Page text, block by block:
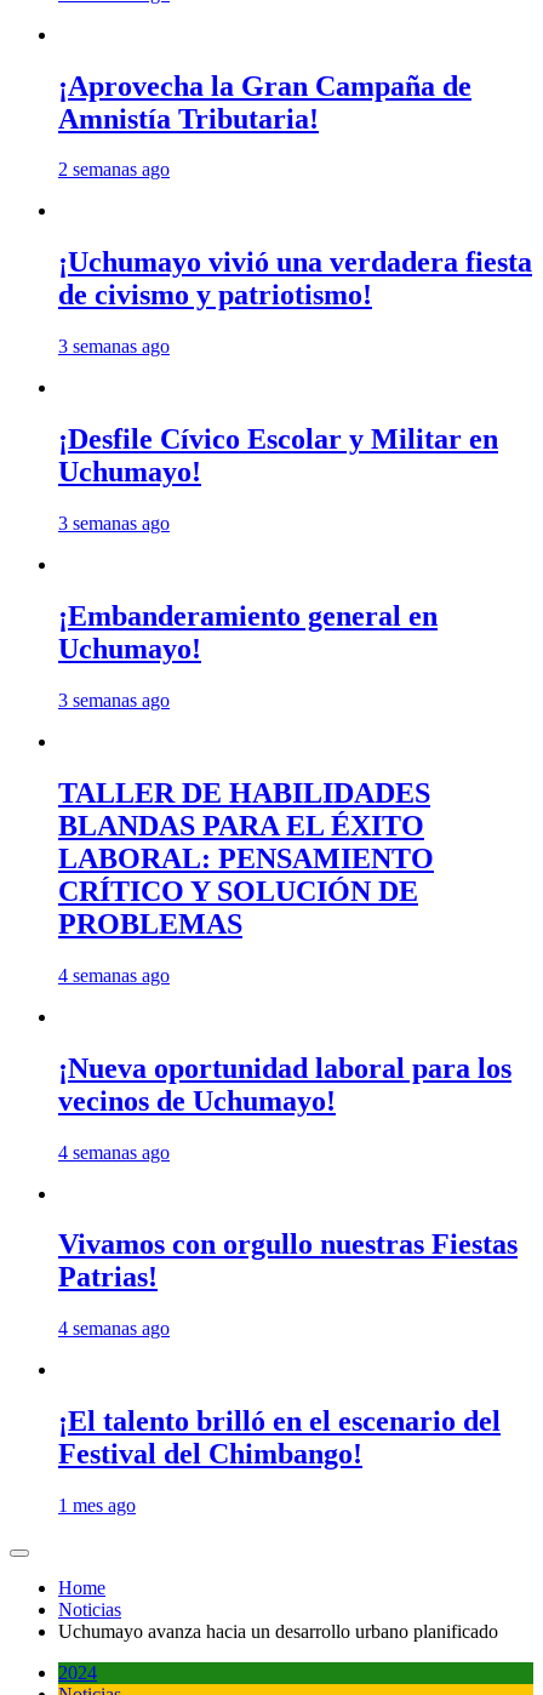
¡Aprovecha la Gran Campaña de
Amnistía Tributaria!
2 semanas ago
¡Uchumayo vivió una verdadera fiesta
de civismo y patriotismo!
3 semanas ago
¡Desfile Cívico Escolar y Militar en
Uchumayo!
3 semanas ago
¡Embanderamiento general en
Uchumayo!
3 semanas ago
TALLER DE HABILIDADES
BLANDAS PARA EL ÉXITO
LABORAL: PENSAMIENTO
CRÍTICO Y SOLUCIÓN DE
PROBLEMAS
4 semanas ago
¡Nueva oportunidad laboral para los
vecinos de Uchumayo!
4 semanas ago
Vivamos con orgullo nuestras Fiestas
Patrias!
4 semanas ago
¡El talento brilló en el escenario del
Festival del Chimbango!
1 mes ago
Home
Noticias
Uchumayo avanza hacia un desarrollo urbano planificado
2024